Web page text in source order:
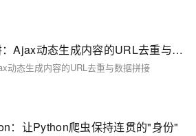
Python爬虫常见陷阱：Ajax动态生成内容的URL去重与数据拼接
动态生成内容的URL去重与数据拼接
：让Python爬虫保持连贯的"身份"